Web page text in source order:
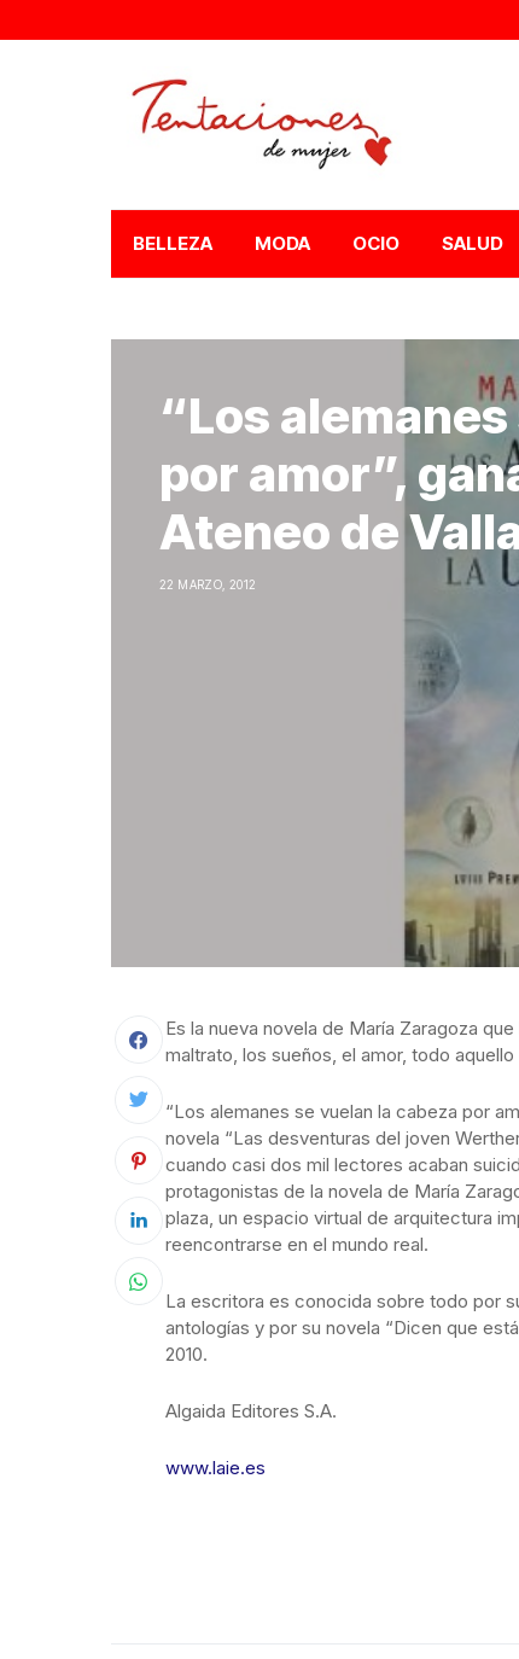
BELLEZA MODA OCIO SALUD
“Los
por amor”,
Ateneo de
22 MARZO, 2012
Es la nueva novela de María Zaragoza
maltrato, los sueños, el amor, todo
“Los alemanes se vuelan la cabeza por
novela “Las desventuras del joven
cuando casi dos mil lectores acaban
protagonistas de la novela de María
plaza, un espacio virtual de arquitectura
reencontrarse en el mundo real.
La escritora es conocida sobre todo por
antologías y por su novela “Dicen que
2010.
Algaida Editores S.A.
www.laie.es